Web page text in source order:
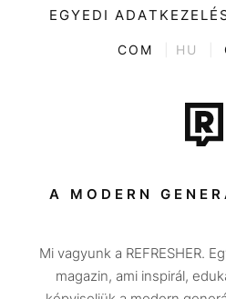
ENTR
Tech-
Sport
Utazás
EGYEDI
COM HU
A MODERN
Mi vagyunk a REFRESHER.
magazin, ami inspirál,